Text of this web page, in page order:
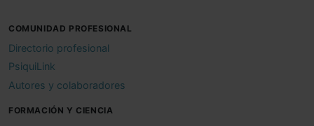
COMUNIDAD PROFESIONAL
Directorio profesional
PsiquiLink
Autores y colaboradores
FORMACIÓN Y CIENCIA